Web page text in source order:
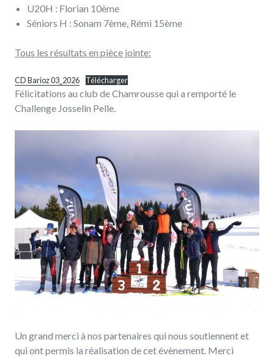
U20H : Florian 10ème
Séniors H : Sonam 7ème, Rémi 15ème
Tous les résultats en pièce jointe:
CD Barioz 03_2026 Télécharger
Félicitations au club de Chamrousse qui a remporté le
Challenge Josselin Pelle.
Un grand merci à nos partenaires qui nous soutiennent et
qui ont permis la réalisation de cet évènement. Merci